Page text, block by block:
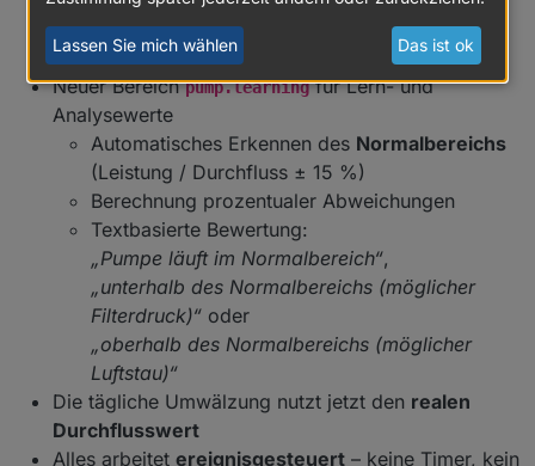
Neuer Bereichpump.live
für Echtzeit-Werte
(Leistung, Durchfluss, Prozentleistung)
Neuer Bereichpump.learningfür Lern- und
Analysewerte
Automatisches Erkennen des Normalbereichs
(Leistung / Durchfluss ± 15 %)
Berechnung prozentualer Abweichungen
Textbasierte Bewertung:
„Pumpe läuft im Normalbereich“,
„unterhalb des Normalbereichs (möglicher
Filterdruck)“ oder
„oberhalb des Normalbereichs (möglicher
Luftstau)“
Die tägliche Umwälzung nutzt jetzt den realen
Durchflusswert
Alles arbeitet ereignisgesteuert – keine Timer, kein
Lassen Sie mich wählen Das ist ok